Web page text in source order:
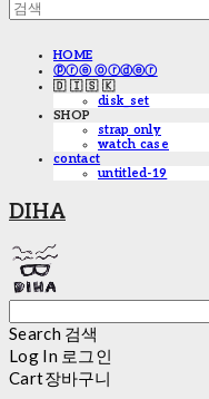
HOME
ⓟⓡⓔ ⓞⓡⓓⓔⓡ
🇩 🇮 🇸 🇰
disk_set
SHOP
strap only
watch case
contact
untitled-19
DIHA
Search 검색
Log In 로그인
Cart장바구니